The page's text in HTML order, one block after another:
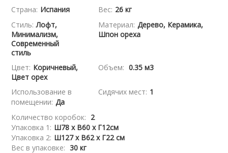
Страна: Испания Вес: 26 кг
Стиль: Лофт,
Минимализм,
Современный
стиль
Материал: Дерево, Керамика,
Шпон ореха
Цвет: Коричневый,
Цвет орех
Объем: 0.35 м3
Использование в
помещении: Да
Сидячих мест: 1
Количество коробок: 2
Упаковка 1: Ш78 x В60 x Г12см
Упаковка 2: Ш127 x В62 x Г22 см
Вес в упаковке: 30 кг